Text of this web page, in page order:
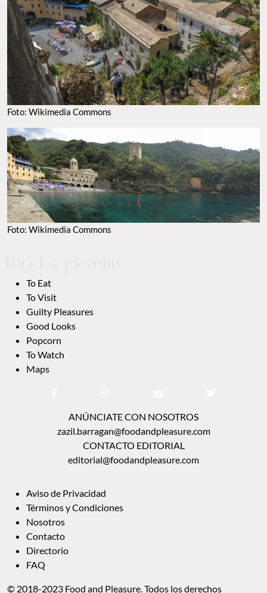
FOTO: WIKIMEDIA COMMONS
FOTO: WIKIMEDIA COMMONS
MAPS
ANÚNCIATE CON NOSOTROS
zazil.barragan@foodandpleasure.com
editorial@foodandpleasure.com
AVISO DE PRIVACIDAD